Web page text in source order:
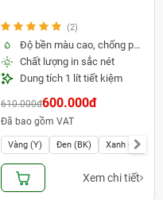
Đỏ Light Magenta - Đỏ nhạt Cyan -
(2)
Độ bền màu cao, chống phai tốt
Chất lượng in sắc nét
Dung tích 1 lít tiết kiệm
610.000đ600.000đ
Đã bao gồm VAT
Vàng (Y) Đen (BK) Xanh (C)
Xem chi tiết